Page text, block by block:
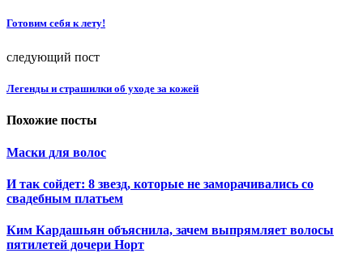
Готовим себя к лету!
следующий пост
Легенды и страшилки об уходе за кожей
Похожие посты
Маски для волос
И так сойдет: 8 звезд, которые не заморачивались со
свадебным платьем
Ким Кардашьян объяснила, зачем выпрямляет волосы
пятилетей дочери Норт